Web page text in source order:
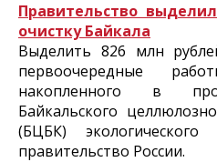
Правительство
очистку Байкала
Выделить 826 млн
первоочередные
накопленного в
Байкальского
(БЦБК) экологического
правительство России.